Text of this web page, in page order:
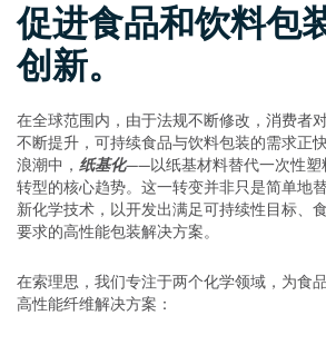
促进食品和饮料包
创新。
在全球范围内，由于法规不断修改，消费者
不断提升，可持续食品与饮料包装的需求正
浪潮中， 纸基化——以纸基材料替代一次性
转型的核心趋势。这一转变并非只是简单地
新化学技术，以开发出满足可持续性目标、
要求的高性能包装解决方案。
在索理思，我们专注于两个化学领域，为食
高性能纤维解决方案：